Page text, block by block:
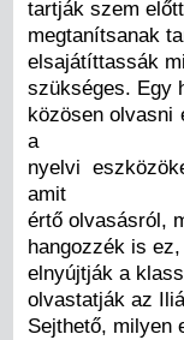
tartják szem
megtanítsanak
elsajátíttassák
szükséges. Egy
közösen olvasni
a
nyelvi
amit
értő olvasásról,
hangozzék is
elnyújtják a
olvastatják az
Sejthető, milyen